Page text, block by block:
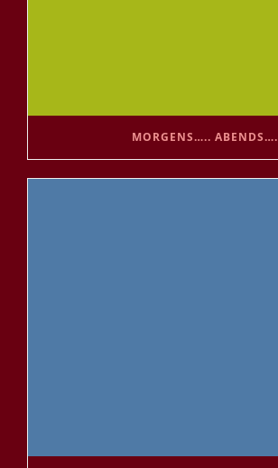
MORGENS….. ABENDS….